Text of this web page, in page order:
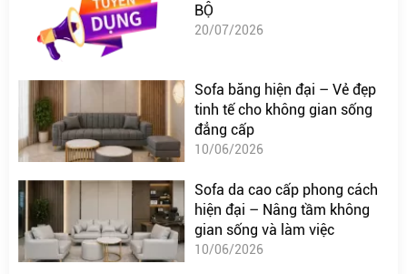
BỘ
20/07/2026
Sofa băng hiện đại – Vẻ đẹp
tinh tế cho không gian sống
đẳng cấp
10/06/2026
Sofa da cao cấp phong cách
hiện đại – Nâng tầm không
gian sống và làm việc
10/06/2026